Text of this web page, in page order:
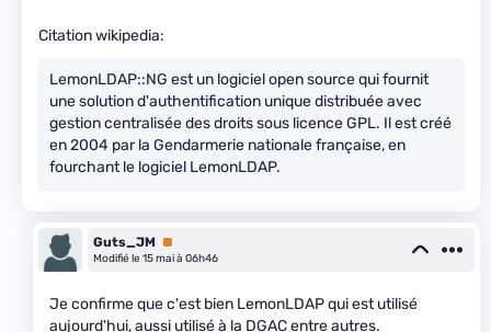
Citation wikipedia:
LemonLDAP::NG est un logiciel open source qui fournit
une solution d'authentification unique distribuée avec
gestion centralisée des droits sous licence GPL. Il est créé
en 2004 par la Gendarmerie nationale française, en
fourchant le logiciel LemonLDAP.
Guts_JM
Premium
Modifié le 15 mai à 06h46
Je confirme que c'est bien LemonLDAP qui est utilisé
aujourd'hui, aussi utilisé à la DGAC entre autres.